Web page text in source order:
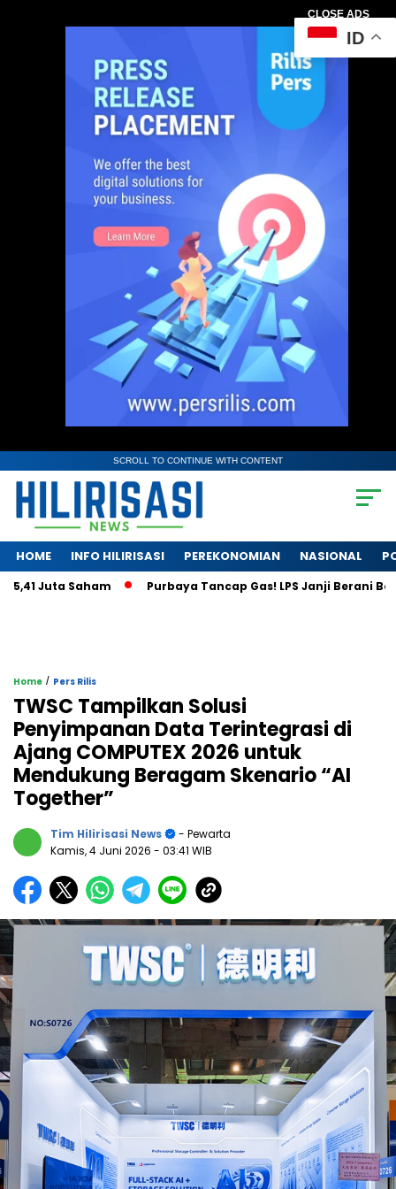
CLOSE ADS
SCROLL TO CONTINUE WITH CONTENT
HOME INFO HILIRISASI PEREKONOMIAN NASIONAL
Saham Purbaya Tancap Gas! LPS Janji Berani Bongkar
Home / Pers Rilis
TWSC Tampilkan Solusi
Penyimpanan Data Terintegrasi di
Ajang COMPUTEX 2026 untuk
Mendukung Beragam Skenario “AI
Together”
Tim Hilirisasi News
- Pewarta
Kamis, 4 Juni 2026 - 03:41 WIB
ID